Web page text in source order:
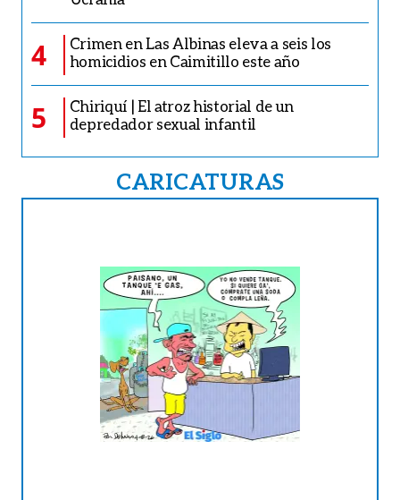
4
Crimen en Las Albinas eleva a seis los
homicidios en Caimitillo este año
5
Chiriquí | El atroz historial de un
depredador sexual infantil
CARICATURAS